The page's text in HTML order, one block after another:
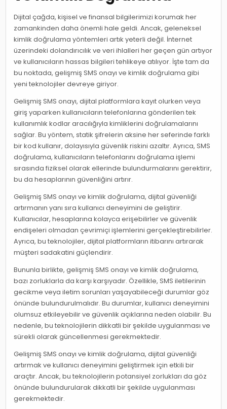
Dijital çağda, kişisel ve finansal bilgilerimizi korumak her
zamankinden daha önemli hale geldi. Ancak, geleneksel
kimlik doğrulama yöntemleri artık yeterli değil. İnternet
üzerindeki dolandırıcılık ve veri ihlalleri her geçen gün artıyor
ve kullanıcıların hassas bilgileri tehlikeye atılıyor. İşte tam da
bu noktada, gelişmiş SMS onayı ve kimlik doğrulama gibi
yeni teknolojiler devreye giriyor.
Gelişmiş SMS onayı, dijital platformlara kayıt olurken veya
giriş yaparken kullanıcıların telefonlarına gönderilen tek
kullanımlık kodlar aracılığıyla kimliklerini doğrulamalarını
sağlar. Bu yöntem, statik şifrelerin aksine her seferinde farklı
bir kod kullanır, dolayısıyla güvenlik riskini azaltır. Ayrıca, SMS
doğrulama, kullanıcıların telefonlarını doğrulama işlemi
sırasında fiziksel olarak ellerinde bulundurmalarını gerektirir,
bu da hesaplarının güvenliğini artırır.
Gelişmiş SMS onayı ve kimlik doğrulama, dijital güvenliği
artırmanın yanı sıra kullanıcı deneyimini de geliştirir.
Kullanıcılar, hesaplarına kolayca erişebilirler ve güvenlik
endişeleri olmadan çevrimiçi işlemlerini gerçekleştirebilirler.
Ayrıca, bu teknolojiler, dijital platformların itibarını artırarak
müşteri sadakatini güçlendirir.
Bununla birlikte, gelişmiş SMS onayı ve kimlik doğrulama,
bazı zorluklarla da karşı karşıyadır. Özellikle, SMS iletilerinin
gecikme veya iletim sorunları yaşayabileceği durumlar göz
önünde bulundurulmalıdır. Bu durumlar, kullanıcı deneyimini
olumsuz etkileyebilir ve güvenlik açıklarına neden olabilir. Bu
nedenle, bu teknolojilerin dikkatli bir şekilde uygulanması ve
sürekli olarak güncellenmesi gerekmektedir.
Gelişmiş SMS onayı ve kimlik doğrulama, dijital güvenliği
artırmak ve kullanıcı deneyimini geliştirmek için etkili bir
araçtır. Ancak, bu teknolojilerin potansiyel zorlukları da göz
önünde bulundurularak dikkatli bir şekilde uygulanması
gerekmektedir.